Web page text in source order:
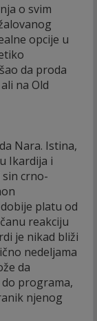
o svim
opcije u
da proda
na Old
Nara. Istina,
Ikardija i
crno-
platu od
reakciju
je nikad bliži
nedeljama
da
programa,
njenog